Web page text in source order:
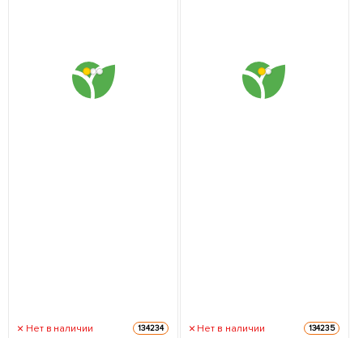
Нет в наличии 134234 Нет в наличии 134235